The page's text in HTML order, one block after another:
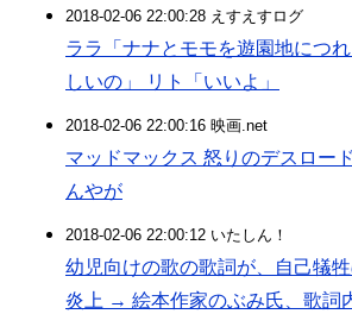
2018-02-06 22:00:28 えすえすログ
ララ「ナナとモモを遊園地につ
しいの」 リト「いいよ」
2018-02-06 22:00:16 映画.net
マッドマックス 怒りのデスロー
んやが
2018-02-06 22:00:12 いたしん！
幼児向けの歌の歌詞が、自己犠
炎上 → 絵本作家のぶみ氏、歌詞